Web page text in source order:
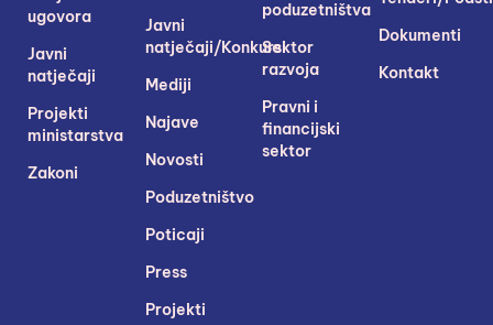
Dokumenti
Kontakt
poduzetništva
Sektor
razvoja
Pravni i
financijski
sektor
Javni
natječaji/Konkursi
Mediji
Najave
Novosti
Poduzetništvo
Poticaji
Press
Projekti
ugovora
Javni
natječaji
Projekti
ministarstva
Zakoni